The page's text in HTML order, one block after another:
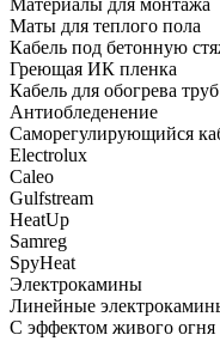
Материалы для монтажа
Маты для теплого пола
Кабель под бетонную
Греющая ИК пленка
Кабель для обогрева труб
Антиобледенение
Саморегулирующийся
Electrolux
Caleo
Gulfstream
HeatUp
Samreg
SpyHeat
Электрокамины
Линейные
С эффектом живого огня